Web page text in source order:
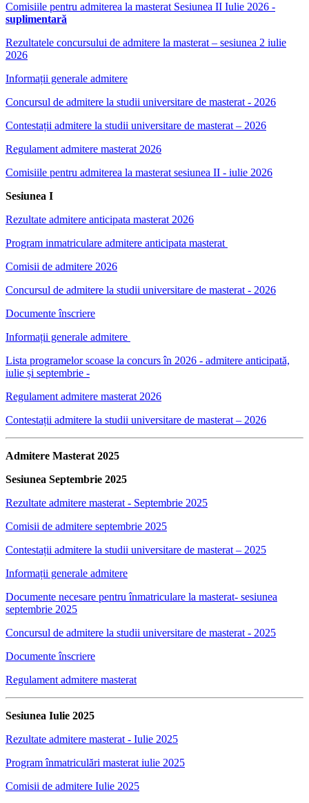
Comisiile pentru admiterea la masterat Sesiunea II Iulie 2026 -
suplimentară
Rezultatele concursului de admitere la masterat – sesiunea 2 iulie
2026
Informații generale admitere
Concursul de admitere la studii universitare de masterat - 2026
Contestații admitere la studii universitare de masterat – 2026
Regulament admitere masterat 2026
Comisiile pentru admiterea la masterat sesiunea II - iulie 2026
Sesiunea I
Rezultate admitere anticipata masterat 2026
Program inmatriculare admitere anticipata masterat
Comisii de admitere 2026
Concursul de admitere la studii universitare de masterat - 2026
Documente înscriere
Informații generale admitere
Lista programelor scoase la concurs în 2026 - admitere anticipată,
iulie și septembrie -
Regulament admitere masterat 2026
Contestații admitere la studii universitare de masterat – 2026
Admitere Masterat 2025
Sesiunea Septembrie 2025
Rezultate admitere masterat - Septembrie 2025
Comisii de admitere septembrie 2025
Contestații admitere la studii universitare de masterat – 2025
Informații generale admitere
Documente necesare pentru înmatriculare la masterat- sesiunea
septembrie 2025
Concursul de admitere la studii universitare de masterat - 2025
Documente înscriere
Regulament admitere masterat
Sesiunea Iulie 2025
Rezultate admitere masterat - Iulie 2025
Program înmatriculări masterat iulie 2025
Comisii de admitere Iulie 2025